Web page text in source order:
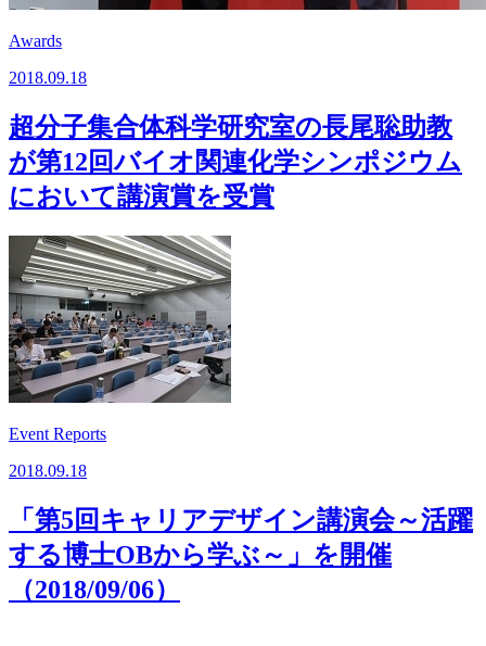
Awards
2018.09.18
超分子集合体科学研究室の長尾聡助教
が第12回バイオ関連化学シンポジウム
において講演賞を受賞
Event Reports
2018.09.18
「第5回キャリアデザイン講演会～活躍
する博士OBから学ぶ～」を開催
（2018/09/06）